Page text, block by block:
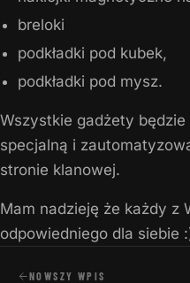
breloki
podkładki pod kubek,
podkładki pod mysz.
Wszystkie gadżety
specjalną i
stronie klanowej.
Mam nadzieję że każdy z
odpowiedniego dla siebie
NOWSZY WPIS